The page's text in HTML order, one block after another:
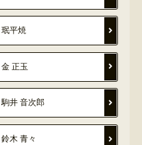
珉平焼
金 正玉
駒井 音次郎
鈴木 青々